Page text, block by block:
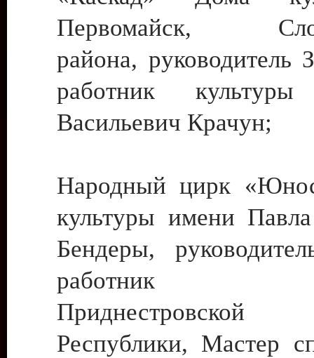
Первомайск,
района, руководитель
работник культуры
Васильевич Крачун;
Народный цирк
культуры имени
Бендеры,
работник
Приднестровской
Республики, Мастер